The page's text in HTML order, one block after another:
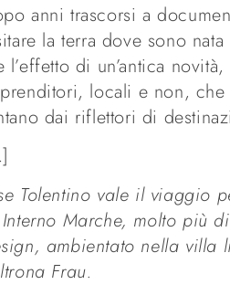
anni trascorsi a
la terra dove sono
l’effetto di un’antica
locali e non,
dai riflettori di
Tolentino vale il viaggio
Interno Marche, molto più
ambientato nella villa
Frau.